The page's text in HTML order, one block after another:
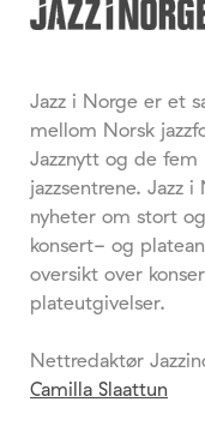
Jazz i Norge er et
mellom Norsk
Jazznytt og de fem
jazzsentrene. Jazz
nyheter om stort
konsert- og
oversikt over
plateutgivelser.
Nettredaktør
Camilla Slaattun